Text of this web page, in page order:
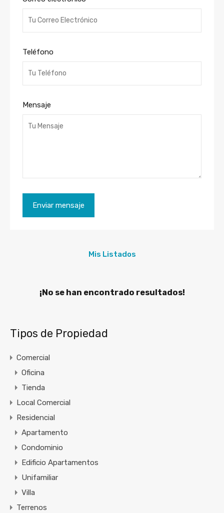
Teléfono
Mensaje
Mis Listados
¡No se han encontrado resultados!
Tipos de Propiedad
Comercial
Oficina
Tienda
Local Comercial
Residencial
Apartamento
Condominio
Edificio Apartamentos
Unifamiliar
Villa
Terrenos